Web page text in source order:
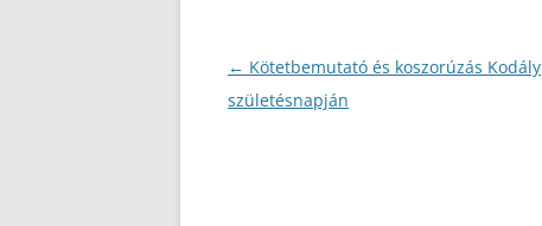
Bejegyzés
navigáció
← Kötetbemutató és koszorúzás Kodály
születésnapján